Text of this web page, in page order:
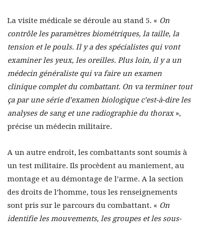
La visite médicale se déroule au stand 5. « On
contrôle les paramètres biométriques, la taille, la
tension et le pouls. Il y a des spécialistes qui vont
examiner les yeux, les oreilles. Plus loin, il y a un
médecin généraliste qui va faire un examen
clinique complet du combattant. On va terminer tout
ça par une série d’examen biologique c’est-à-dire les
analyses de sang et une radiographie du thorax »,
précise un médecin militaire.
A un autre endroit, les combattants sont soumis à
un test militaire. Ils procèdent au maniement, au
montage et au démontage de l’arme. A la section
des droits de l’homme, tous les renseignements
sont pris sur le parcours du combattant. « On
identifie les mouvements, les groupes et les sous-